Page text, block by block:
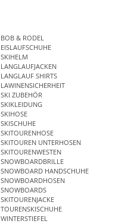
BOB & RODEL
EISLAUFSCHUHE
SKIHELM
LANGLAUFJACKEN
LANGLAUF SHIRTS
LAWINENSICHERHEIT
SKI ZUBEHÖR
SKIKLEIDUNG
SKIHOSE
SKISCHUHE
SKITOURENHOSE
SKITOUREN UNTERHOSEN
SKITOURENWESTEN
SNOWBOARDBRILLE
SNOWBOARD HANDSCHUHE
SNOWBOARDHOSEN
SNOWBOARDS
SKITOURENJACKE
TOURENSKISCHUHE
WINTERSTIEFEL